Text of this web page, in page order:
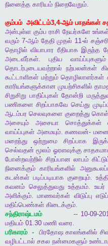
நினைத்த காரியம் நிறைவேறும்.
கும்பம் அவிட்டம்3,4-ஆம் பாதங்கள்
அன்புள்ள கும்ப ராசி நேயர்களே
வரும் 7-ஆம் தேதி முதல் 11-ல்
தொழில் வியாபார ரீதியாக இருந்த
அடைவீர்கள். புதிய வாய்ப்புகளும்
தொடர்புடையவற்றால்
நற்பலன்கள்
கூட்டாளிகள் மற்றும் தொழிலாளர்கள்
காரியங்களுக்கான முயற்சிகளில்
சிறுசிறு பாதிப்புகள் தோன்றி
பணிகளை சிறப்பாகவே செய்து
ஆடம்பர செலவுகளை குறைத்து
அசையும்
அசையா சொத்துக்கள்
வாய்ப்புகள் அமையும்.கணவன்-
மறைந்து
ஒற்றுமை சிறப்பாக
செல்வதன் மூலம் ஓரளவுக்கு
போன்றவற்றில் சிறப்பான லாபம்
நினைக்கும் காரியங்களில்
கடன்கள் படிப்படியாக குறையும்.
கவனம் செலுத்துவது உத்தமம்.உயர்
அளிக்கும்.மாணவர்கள் விடுப்பு
மதிப்பெண்கள் கிடைக்கும்.
சந்திராஷ்டமம்
-- 10-09-
மதியம் 01.30 மணி வரை.
பரிகாரம்
- பிரதோஷ காலங்களில்
வழிபட்டால் சகல நன்மைகளும்